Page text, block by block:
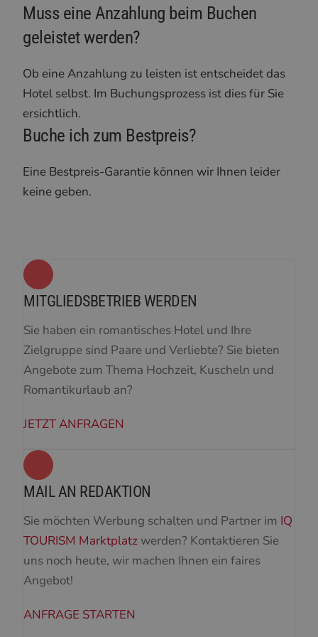
Muss eine Anzahlung beim Buchen
geleistet werden?
Ob eine Anzahlung zu leisten ist entscheidet das
Hotel selbst. Im Buchungsprozess ist dies für Sie
ersichtlich.
Buche ich zum Bestpreis?
Eine Bestpreis-Garantie können wir Ihnen leider
keine geben.
MITGLIEDSBETRIEB WERDEN
Sie haben ein romantisches Hotel und Ihre
Zielgruppe sind Paare und Verliebte? Sie bieten
Angebote zum Thema Hochzeit, Kuscheln und
Romantikurlaub an?
JETZT ANFRAGEN
MAIL AN REDAKTION
Sie möchten Werbung schalten und Partner im IQ
TOURISM Marktplatz werden? Kontaktieren Sie
uns noch heute, wir machen Ihnen ein faires
Angebot!
ANFRAGE STARTEN